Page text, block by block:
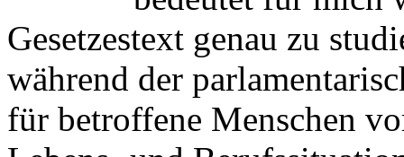
Gesetzestext genau zu
während der
für betroffene Menschen